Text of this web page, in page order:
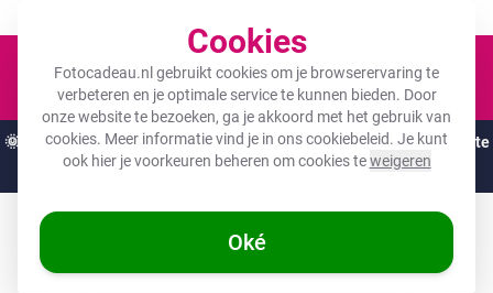
Cookies
Fotocadeau.nl gebruikt cookies om je browserervaring te
verbeteren en je optimale service te kunnen bieden. Door
onze website te bezoeken, ga je akkoord met het gebruik van
cookies. Meer informatie vind je in onscookiebeleid. Je kunt
ook hier je voorkeuren beheren om cookies teweigeren
Oké
🌞 ZOMERDEALS:De hoogste kortingen van het jaar op jouw favoriete
cadeaus! 🌞
Wat is een inductie beschermer?
inductie beschermeris een beschermer die je op je